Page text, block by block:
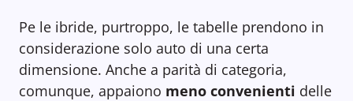
Pe le ibride, purtroppo, le tabelle prendono in
considerazione solo auto di una certa
dimensione. Anche a parità di categoria,
comunque, appaiono meno convenienti delle